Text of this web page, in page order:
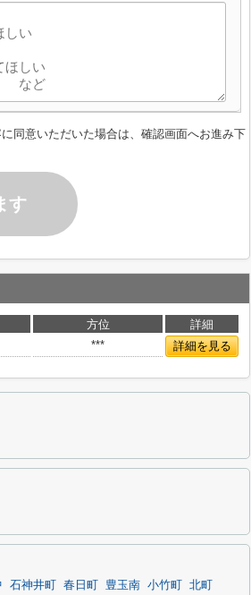
同意いただいた場合は、確認画面へお進み下
す
方位
詳細
*** 詳細を見る
石神井町 春日町 豊玉南 小竹町
北町